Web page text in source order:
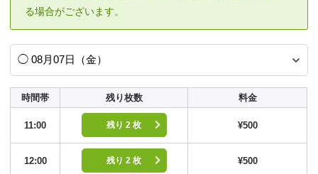
る場合がございます。
時間帯 残り枚数 料金
11:00 残り 2 枚 ¥500
12:00 残り 2 枚 ¥500